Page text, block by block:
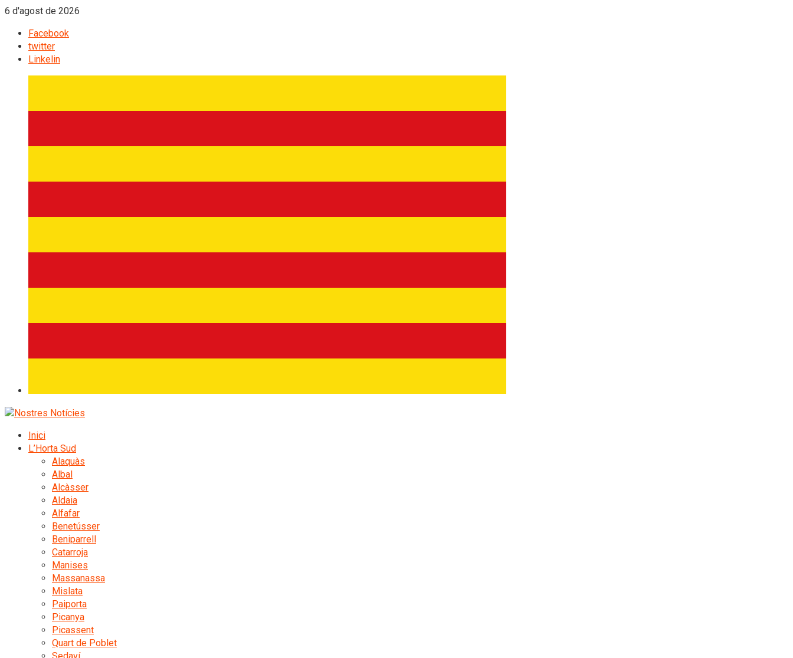
6 d'agost de 2026
Facebook
twitter
Linkelin
Inici
L’Horta Sud
Alaquàs
Albal
Alcàsser
Aldaia
Alfafar
Benetússer
Beniparrell
Catarroja
Manises
Massanassa
Mislata
Paiporta
Picanya
Picassent
Quart de Poblet